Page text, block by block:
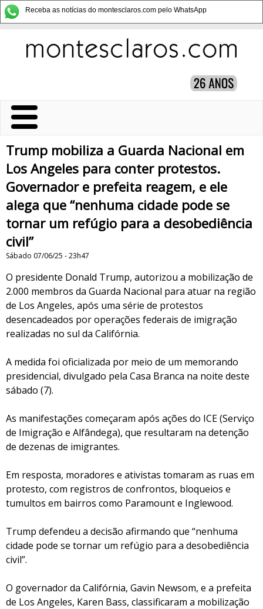
Receba as notícias do montesclaros.com pelo WhatsApp
Trump mobiliza a Guarda Nacional em
Los Angeles para conter protestos.
Governador e prefeita reagem, e ele
alega que “nenhuma cidade pode se
tornar um refúgio para a desobediência
civil”
Sábado 07/06/25 - 23h47
O presidente Donald Trump, autorizou a mobilização de
2.000 membros da Guarda Nacional para atuar na região
de Los Angeles, após uma série de protestos
desencadeados por operações federais de imigração
realizadas no sul da Califórnia.
A medida foi oficializada por meio de um memorando
presidencial, divulgado pela Casa Branca na noite deste
sábado (7).
As manifestações começaram após ações do ICE (Serviço
de Imigração e Alfândega), que resultaram na detenção
de dezenas de imigrantes.
Em resposta, moradores e ativistas tomaram as ruas em
protesto, com registros de confrontos, bloqueios e
tumultos em bairros como Paramount e Inglewood.
Trump defendeu a decisão afirmando que “nenhuma
cidade pode se tornar um refúgio para a desobediência
civil”.
O governador da Califórnia, Gavin Newsom, e a prefeita
de Los Angeles, Karen Bass, classificaram a mobilização